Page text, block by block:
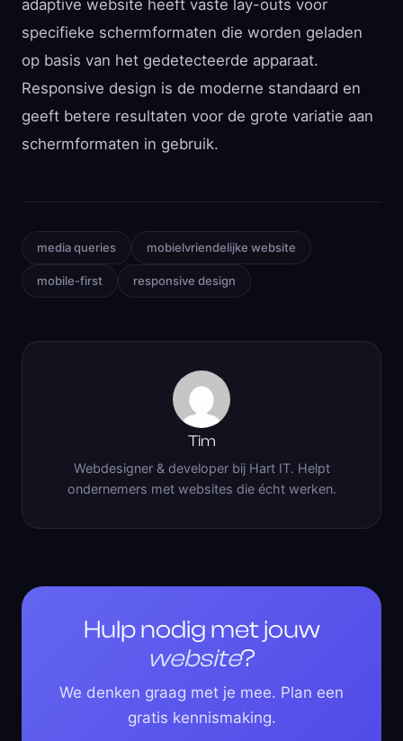
adaptive website heeft vaste lay-outs voor
specifieke schermformaten die worden geladen
op basis van het gedetecteerde apparaat.
Responsive design is de moderne standaard en
geeft betere resultaten voor de grote variatie aan
schermformaten in gebruik.
media queries mobielvriendelijke website
mobile-first responsive design
Tim
Webdesigner & developer bij Hart IT. Helpt
ondernemers met websites die écht werken.
Hulp nodig met jouw
website?
We denken graag met je mee. Plan een
gratis kennismaking.